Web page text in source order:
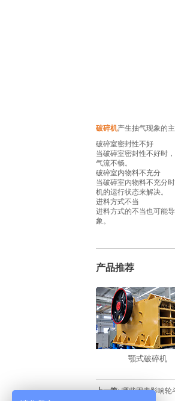
破碎机产生抽气现象的
破碎室密封性不好
当破碎室密封性不好时
气流不畅。
破碎室内物料不充分
当破碎室内物料不充分
机的运行状态来解决。
进料方式不当
进料方式的不当也可能
象。
产品推荐
颚式破碎机
上一篇: 哪些因素影响轮